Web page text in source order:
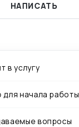
НАПИСАТЬ
в услугу
для начала работы
вопросы